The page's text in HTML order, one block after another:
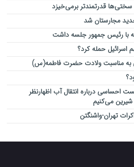
قدرتمندتر برمی‌خیزد
مجارستان شد
اسرائیل حمله کرد؟
احساسی درباره انتقال آب اظهارنظر
می‌کنیم
تهران-واشنگتن